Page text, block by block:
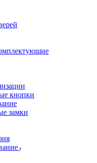
кнопки
замки